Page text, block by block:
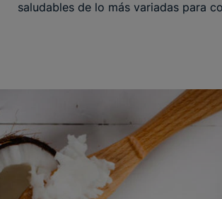
saludables de lo más variadas para